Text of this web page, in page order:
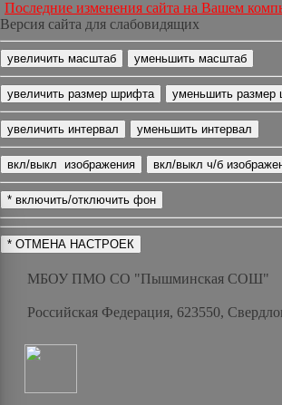
Последние изменения сайта на Вашем
Версия сайта для слабовидящих
МБОУ ПМО СО "Пышминская СОШ"
Российская Федерация, 623550,